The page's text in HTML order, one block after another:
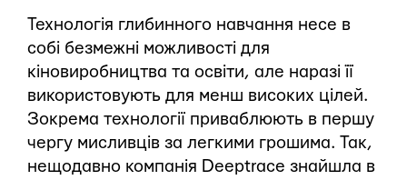
Технологія глибинного навчання несе в
собі безмежні можливості для
кіновиробництва та освіти, але наразі її
використовують для менш високих цілей.
Зокрема технології приваблюють в першу
чергу мисливців за легкими грошима. Так,
нещодавно компанія Deeptrace знайшла в